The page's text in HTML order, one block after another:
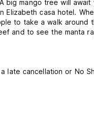
big mango tree will
Elizabeth casa hotel.
to take a walk around
and to see the manta
late cancellation or No